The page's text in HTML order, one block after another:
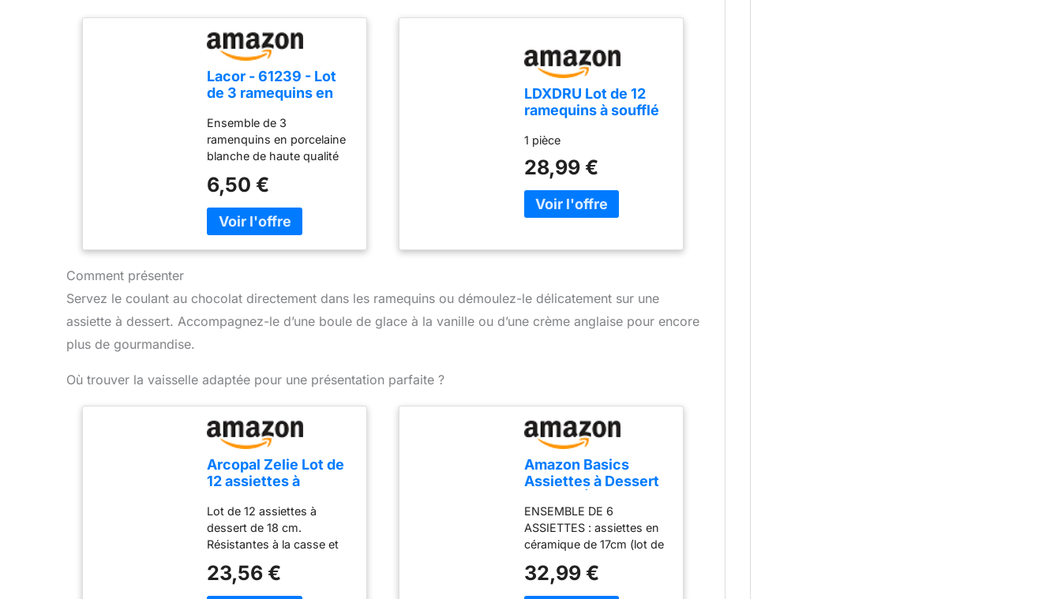
Lacor - 61239 - Lot
de 3 ramequins en
finition lisse et
brillante, résistant
aux chocs
thermiques, adapté
au four, au micro-
ondes et au lave-
vaisselle, Ø 9 cm,
Ensemble de 3
ramenquins en porcelaine
blanche de haute qualité
idéal pour une utilisation
durable. Polyvalent pour
préparer et servir des
entrées, des sauces et des
desserts tels que des
Ils résistent aux chocs
thermiques et conviennent
avec une contenance de
130 ml, un diamètre de 9
cm et une hauteur de 5
cm. Parfait pour un usage
professionnel, alliant
fonctionnalité et style.
6,50 €
LDXDRU Lot de 12
ramequins à soufflé
Passent au four -
200 ml - Pour crème
brûlée - Mini
ramequins en
porcelaine
1 pièce
28,99 €
Comment présenter
Servez le coulant au chocolat directement dans les ramequins ou démoulez-le délicatement sur une
assiette à dessert. Accompagnez-le d’une boule de glace à la vanille ou d’une crème anglaise pour encore
plus de gourmandise.
Où trouver la vaisselle adaptée pour une présentation parfaite ?
Arcopal Zelie Lot de
12 assiettes à
opale extra résistant
Blanc 18 cm
Lot de 12 assiettes à
dessert de 18 cm.
Résistantes à la casse et
au lave-vaisselle,
résistantes aux
23,56 €
Amazon Basics
Assiettes à Dessert
de 6 Pièces, 17cm,
Compatible Micro-
Ondes et Lave-
Vaisselle, Couleur
Ivoire
ENSEMBLE DE 6
ASSIETTES : assiettes en
céramique de 17cm (lot de
entrées ou les desserts
GRÈS ÉMAILLɠ: fabriqué
32,99 €